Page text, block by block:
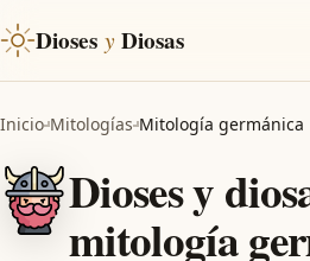
Dioses y Diosas
Inicio Mitologías Mitología germánica
Dioses y
mitología